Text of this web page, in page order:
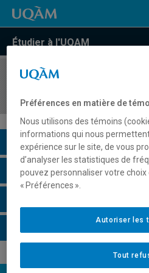
Étudier à l'UQAM
COURS//
Description du cours
Horaire - Été 2026
Préférences en matière de
Nous utilisons des témoins
informations qui nous
expérience sur le site, de vous
d’analyser les statistiques de
pouvez personnaliser votre
« Préférences ».
Tout
Autoriser les